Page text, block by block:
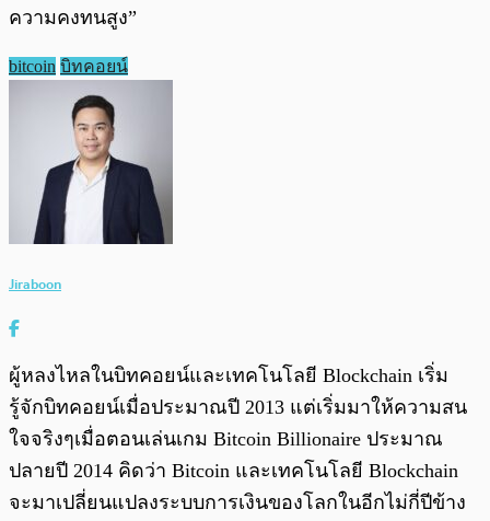
ความคงทนสูง”
bitcoin บิทคอยน์
Jiraboon
ผู้หลงไหลในบิทคอยน์และเทคโนโลยี Blockchain เริ่ม
รู้จักบิทคอยน์เมื่อประมาณปี 2013 แต่เริ่มมาให้ความสน
ใจจริงๆเมื่อตอนเล่นเกม Bitcoin Billionaire ประมาณ
ปลายปี 2014 คิดว่า Bitcoin และเทคโนโลยี Blockchain
จะมาเปลี่ยนแปลงระบบการเงินของโลกในอีกไม่กี่ปีข้าง